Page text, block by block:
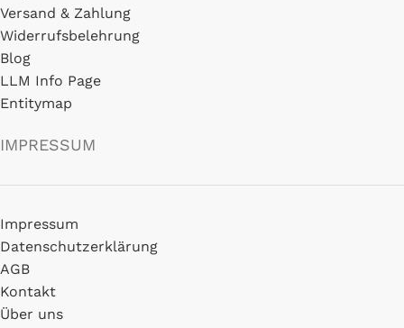
Versand & Zahlung
Widerrufsbelehrung
Blog
LLM Info Page
Entitymap
IMPRESSUM
Impressum
Datenschutzerklärung
AGB
Kontakt
Über uns